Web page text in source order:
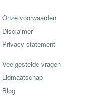
Onze voorwaarden
Disclaimer
Privacy statement
Veelgestelde vragen
Lidmaatschap
Blog